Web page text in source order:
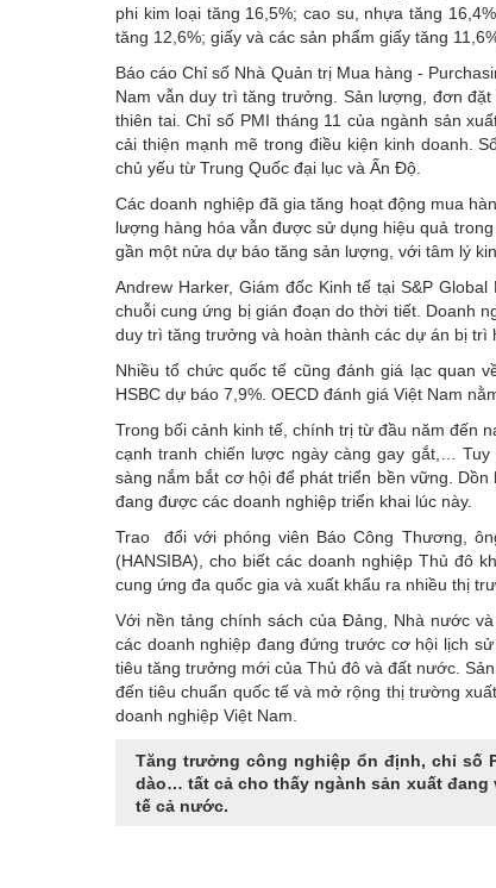
phi kim loại tăng 16,5%; cao su, nhựa tăng
tăng 12,6%; giấy và các sản phẩm giấy tăng
Báo cáo Chỉ số Nhà Quản trị Mua hàng -
Nam vẫn duy trì tăng trưởng. Sản lượng, đơn
thiên tai. Chỉ số PMI tháng 11 của ngành sản
cải thiện mạnh mẽ trong điều kiện kinh doanh.
chủ yếu từ Trung Quốc đại lục và Ấn Độ.
Các doanh nghiệp đã gia tăng hoạt động mua
lượng hàng hóa vẫn được sử dụng hiệu quả
gần một nửa dự báo tăng sản lượng, với tâm lý
Andrew Harker, Giám đốc Kinh tế tại S&P
chuỗi cung ứng bị gián đoạn do thời tiết. Doanh
duy trì tăng trưởng và hoàn thành các dự án bị trì
Nhiều tổ chức quốc tế cũng đánh giá lạc quan
HSBC dự báo 7,9%. OECD đánh giá Việt Nam
Trong bối cảnh kinh tế, chính trị từ đầu năm đến
cạnh tranh chiến lược ngày càng gay gắt,…
sàng nắm bắt cơ hội để phát triển bền vững.
đang được các doanh nghiệp triển khai lúc này.
Trao đổi với phóng viên Báo Công Thương,
(HANSIBA), cho biết các doanh nghiệp Thủ đô
cung ứng đa quốc gia và xuất khẩu ra nhiều thị
Với nền tảng chính sách của Đảng, Nhà nước
các doanh nghiệp đang đứng trước cơ hội lịch
tiêu tăng trưởng mới của Thủ đô và đất nước.
đến tiêu chuẩn quốc tế và mở rộng thị trường
doanh nghiệp Việt Nam.
Tăng trưởng công nghiệp ổn định, chỉ số
dào… tất cả cho thấy ngành sản xuất
tế cả nước.